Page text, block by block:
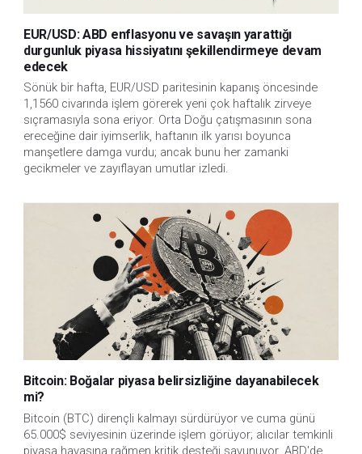
EUR/USD: ABD enflasyonu ve savaşın yarattığı
durgunluk piyasa hissiyatını şekillendirmeye devam
edecek
Sönük bir hafta, EUR/USD paritesinin kapanış öncesinde
1,1560 civarında işlem görerek yeni çok haftalık zirveye
sıçramasıyla sona eriyor. Orta Doğu çatışmasının sona
ereceğine dair iyimserlik, haftanın ilk yarısı boyunca
manşetlere damga vurdu; ancak bunu her zamanki
gecikmeler ve zayıflayan umutlar izledi.
Bitcoin: Boğalar piyasa belirsizliğine dayanabilecek
mi?
Bitcoin (BTC) dirençli kalmayı sürdürüyor ve cuma günü
65.000$ seviyesinin üzerinde işlem görüyor; alıcılar temkinli
piyasa havasına rağmen kritik desteği savunuyor. ABD'de